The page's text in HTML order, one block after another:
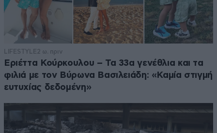
LIFESTYLE2 ω. πριν
Εριέττα Κούρκουλου – Τα 33α γενέθλια και τα
φιλιά με τον Βύρωνα Βασιλειάδη: «Καμία στιγμή
ευτυχίας δεδομένη»